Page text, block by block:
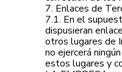
7. Enlaces de
7.1. En el
dispusieran
otros lugares de
no ejercerá
estos lugares y